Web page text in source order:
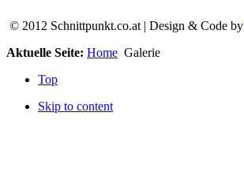
© 2012 Schnittpunkt.co.at | Design & Code by
Aktuelle Seite: Home Galerie
Top
Skip to content